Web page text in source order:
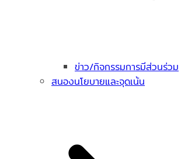
ข่าว/กิจกรรมการมีส่วนร่วม
สนองนโยบายและจุดเน้น